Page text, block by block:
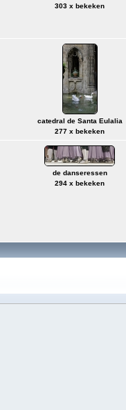
303 x bekeken
catedral de Santa Eulalia
277 x bekeken
de danseressen
294 x bekeken